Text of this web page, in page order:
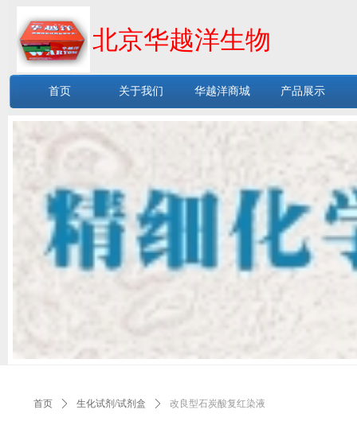
北京华越洋生物
首页 关于我们 华越洋商城 产品展示
首页 ꄲ 生化试剂/试剂盒 ꄲ 改良型石炭酸复红染液